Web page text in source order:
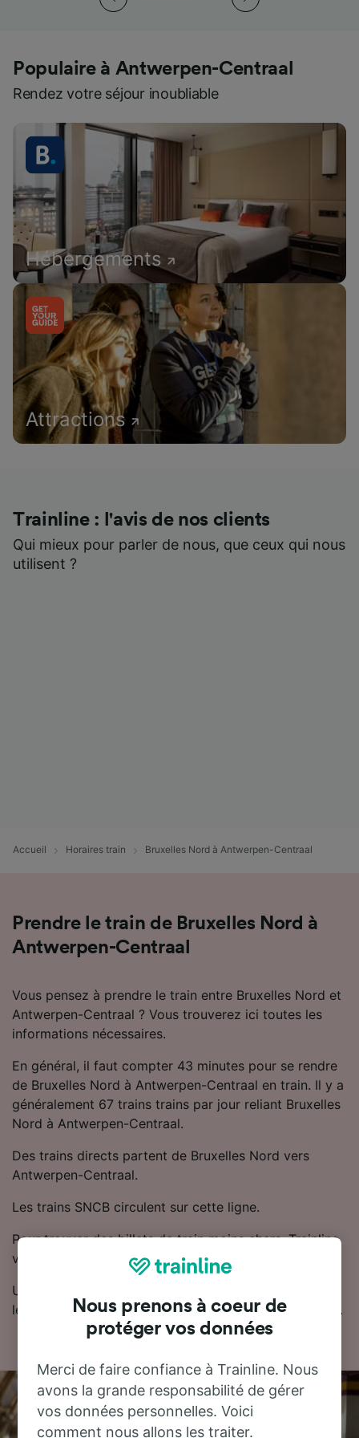
Populaire à Antwerpen-Centraal
Rendez votre séjour inoubliable
Hébergements
Attractions
Trainline : l'avis de nos clients
Qui mieux pour parler de nous, que ceux qui nous
utilisent ?
Accueil Horaires train Bruxelles Nord à Antwerpen-Centraal
Prendre le train de Bruxelles Nord à
Antwerpen-Centraal
Vous pensez à prendre le train entre Bruxelles Nord et
Antwerpen-Centraal ? Vous trouverez ici toutes les
informations nécessaires.
En général, il faut compter 43 minutes pour se rendre
de Bruxelles Nord à Antwerpen-Centraal en train. Il y a
généralement 67 trains trains par jour reliant Bruxelles
Nord à Antwerpen-Centraal.
Des trains directs partent de Bruxelles Nord vers
Antwerpen-Centraal.
Les trains SNCB circulent sur cette ligne.
Pour trouver des billets de train moins chers, Trainline
vous recommande de réserver à l'avance.
Utilisez notre planificateur de voyage pour comparer
les prix des billets et trouver les tarifs les moins chers.
Nous prenons à coeur de
protéger vos données
Merci de faire confiance à Trainline. Nous
avons la grande responsabilité de gérer
vos données personnelles. Voici
comment nous allons les traiter.